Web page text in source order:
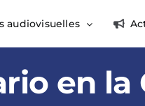
audiovisuelles
en la